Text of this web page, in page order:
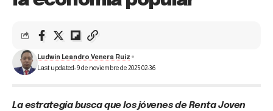
Last updated: 9 de noviembre de 2025 02:36
Ludwin Leandro Venera Ruiz
La estrategia busca que los jóvenes de Renta Joven